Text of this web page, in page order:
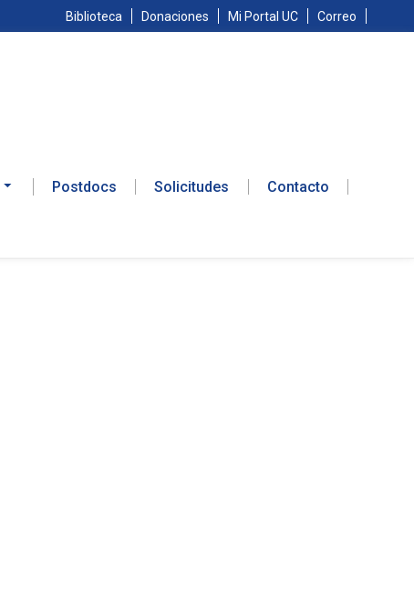
Biblioteca Donaciones Mi Portal UC Correo
Postdocs Solicitudes Contacto